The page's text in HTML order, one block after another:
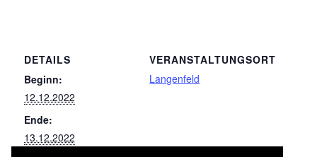
DETAILS
Beginn:
12.12.2022
Ende:
13.12.2022
VERANSTALTUNGSORT
Langenfeld